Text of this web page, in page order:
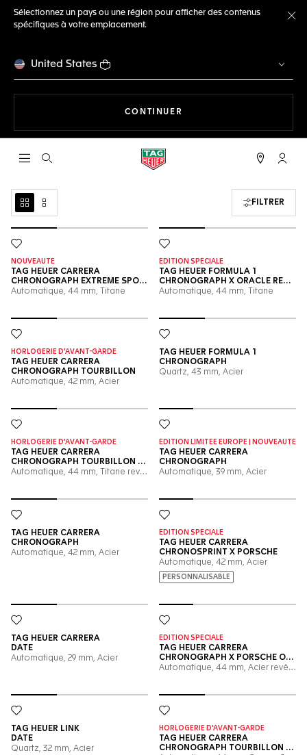
Sélectionnez un pays ou une région pour afficher des contenus
spécifiques à votre emplacement.
United States
CONTINUER
Ouvrir la barre de recherche